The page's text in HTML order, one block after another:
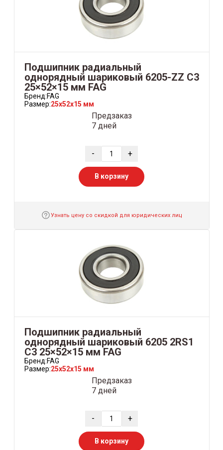
Подшипник радиальный
однорядный шариковый 6205-ZZ C3
25×52×15 мм FAG
Бренд:FAG
Размер:25x52x15 мм
Предзаказ
7 дней
- +
В корзину
Узнать цену со скидкой для юридических лиц
Подшипник радиальный
однорядный шариковый 6205 2RS1
C3 25×52×15 мм FAG
Бренд:FAG
Размер:25x52x15 мм
Предзаказ
7 дней
- +
В корзину